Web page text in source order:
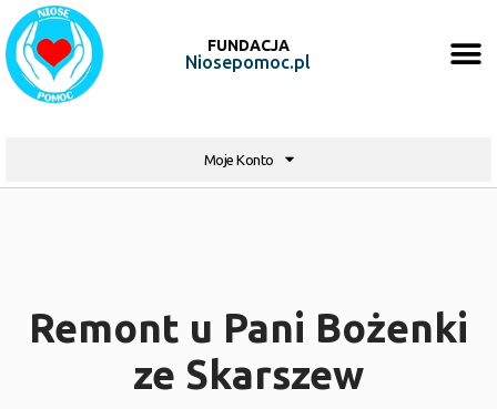
FUNDACJA
Niosepomoc.pl
Moje Konto
Remont u Pani Bożenki
ze Skarszew